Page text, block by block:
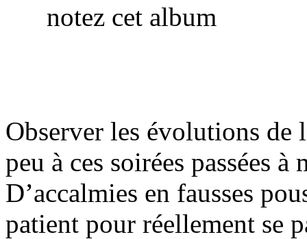
notez cet album
Observer les évolutions de
peu à ces soirées passées
D’accalmies en fausses
patient pour réellement se